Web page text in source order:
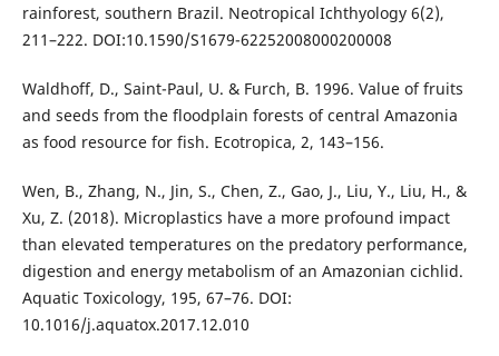
rainforest, southern Brazil. Neotropical Ichthyology 6(2),
211–222. DOI:10.1590/S1679-62252008000200008
Waldhoff, D., Saint-Paul, U. & Furch, B. 1996. Value of fruits
and seeds from the floodplain forests of central Amazonia
as food resource for fish. Ecotropica, 2, 143–156.
Wen, B., Zhang, N., Jin, S., Chen, Z., Gao, J., Liu, Y., Liu, H., &
Xu, Z. (2018). Microplastics have a more profound impact
than elevated temperatures on the predatory performance,
digestion and energy metabolism of an Amazonian cichlid.
Aquatic Toxicology, 195, 67–76. DOI:
10.1016/j.aquatox.2017.12.010